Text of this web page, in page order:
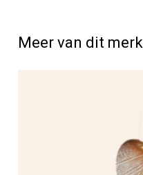
Meer van dit merk